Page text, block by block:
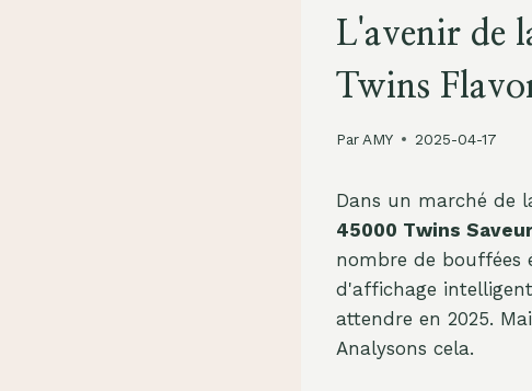
L'avenir de
Twins
Par AMY 2025-04-17
Dans un marché de
45000 Twins
nombre de bouffées
d'affichage
attendre en 2025.
Analysons cela.